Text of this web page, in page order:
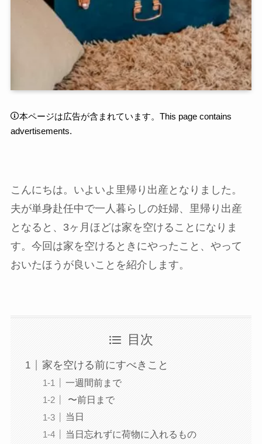
本ページは広告が含まれています。This page contains
advertisements.
こんにちは。いよいよ里帰り出産となりました。
夫が単身赴任中で一人暮らしの妊婦、里帰り出産
となると、3ヶ月ほどは家を空けることになりま
す。今回は家を空けるときにやったこと、やって
おいたほうが良いことを紹介します。
目次
家を空ける前にすべきこと
一週間前まで
〜前日まで
当日
当日忘れずに荷物に入れるもの